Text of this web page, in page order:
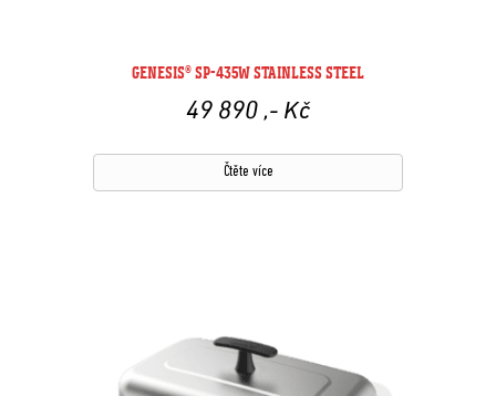
GENESIS® SP-435W STAINLESS STEEL
49 890 ,- Kč
Čtěte více